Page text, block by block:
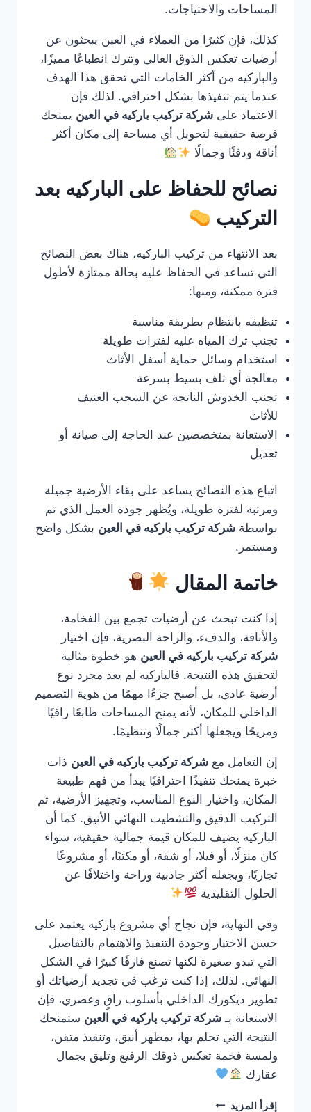
المساحات والاحتياجات.
كذلك، فإن كثيرًا من العملاء في العين يبحثون عن
أرضيات تعكس الذوق العالي وتترك انطباعًا مميزًا،
والباركيه من أكثر الخامات التي تحقق هذا الهدف
عندما يتم تنفيذها بشكل احترافي. لذلك فإن
الاعتماد على شركة تركيب باركيه في العين يمنحك
فرصة حقيقية لتحويل أي مساحة إلى مكان أكثر
أناقة ودفئًا وجمالًا
نصائح للحفاظ على الباركيه بعد
التركيب
بعد الانتهاء من تركيب الباركيه، هناك بعض النصائح
التي تساعد في الحفاظ عليه بحالة ممتازة لأطول
فترة ممكنة، ومنها:
تنظيفه بانتظام بطريقة مناسبة
تجنب ترك المياه عليه لفترات طويلة
استخدام وسائل حماية أسفل الأثاث
معالجة أي تلف بسيط بسرعة
تجنب الخدوش الناتجة عن السحب العنيف
للأثاث
الاستعانة بمتخصصين عند الحاجة إلى صيانة أو
تعديل
اتباع هذه النصائح يساعد على بقاء الأرضية جميلة
ومرتبة لفترة طويلة، ويُظهر جودة العمل الذي تم
بواسطة شركة تركيب باركيه في العين بشكل واضح
ومستمر.
خاتمة المقال
إذا كنت تبحث عن أرضيات تجمع بين الفخامة،
والأناقة، والدفء، والراحة البصرية، فإن اختيار
شركة تركيب باركيه في العين هو خطوة مثالية
لتحقيق هذه النتيجة. فالباركيه لم يعد مجرد نوع
أرضية عادي، بل أصبح جزءًا مهمًا من هوية التصميم
الداخلي للمكان، لأنه يمنح المساحات طابعًا راقيًا
ومريحًا ويجعلها أكثر جمالًا وتنظيمًا.
إن التعامل مع شركة تركيب باركيه في العين ذات
خبرة يمنحك تنفيذًا احترافيًا يبدأ من فهم طبيعة
المكان، واختيار النوع المناسب، وتجهيز الأرضية، ثم
التركيب الدقيق والتشطيب النهائي الأنيق. كما أن
الباركيه يضيف للمكان قيمة جمالية حقيقية، سواء
كان منزلًا، أو فيلا، أو شقة، أو مكتبًا، أو مشروعًا
تجاريًا، ويجعله أكثر جاذبية وراحة واختلافًا عن
الحلول التقليدية
وفي النهاية، فإن نجاح أي مشروع باركيه يعتمد على
حسن الاختيار وجودة التنفيذ والاهتمام بالتفاصيل
التي تبدو صغيرة لكنها تصنع فارقًا كبيرًا في الشكل
النهائي. لذلك، إذا كنت ترغب في تجديد أرضياتك أو
تطوير ديكورك الداخلي بأسلوب راقٍ وعصري، فإن
الاستعانة بـ شركة تركيب باركيه في العين ستمنحك
النتيجة التي تحلم بها، بمظهر أنيق، وتنفيذ متقن،
ولمسة فخمة تعكس ذوقك الرفيع وتليق بجمال
عقارك
إقرأ المزيد شركة